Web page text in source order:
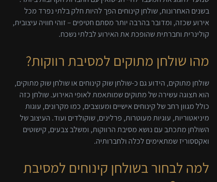
בשנים האחרונות, שולחן קינוחים הפך להיות חלק בלתי נפרד מכל
אירוע שכזה, ומדובר בהרבה יותר מסתם חטיפים – זוהי חוויה עיצובית,
קולינרית וחברתית שהופכת את האירוע לבלתי נשכח.
מהו שולחן מתוקים למסיבת רווקות?
שולחן מתוקים, הידוע גם כ-שולחן שוק קינוחים או שולחן שוק מתוקים,
הוא תצוגה עשירה של מתוקים שמותאמת לאופי האירוע. שולחן כזה
כולל מגוון רחב של קינוחים אישיים ומעוצבים, כמו מקרונים, עוגות
מיניאטוריות, עוגיות מעוטרות, פרלינים, שוקולדים ועוד. העיצוב של
השולחן מתכתב עם נושא מסיבת הרווקות, ומשלב צבעים, קישוטים
ואקססוריז שמתאימים לכלה ולחברותיה.
למה לבחור בשולחן קינוחים למסיבת